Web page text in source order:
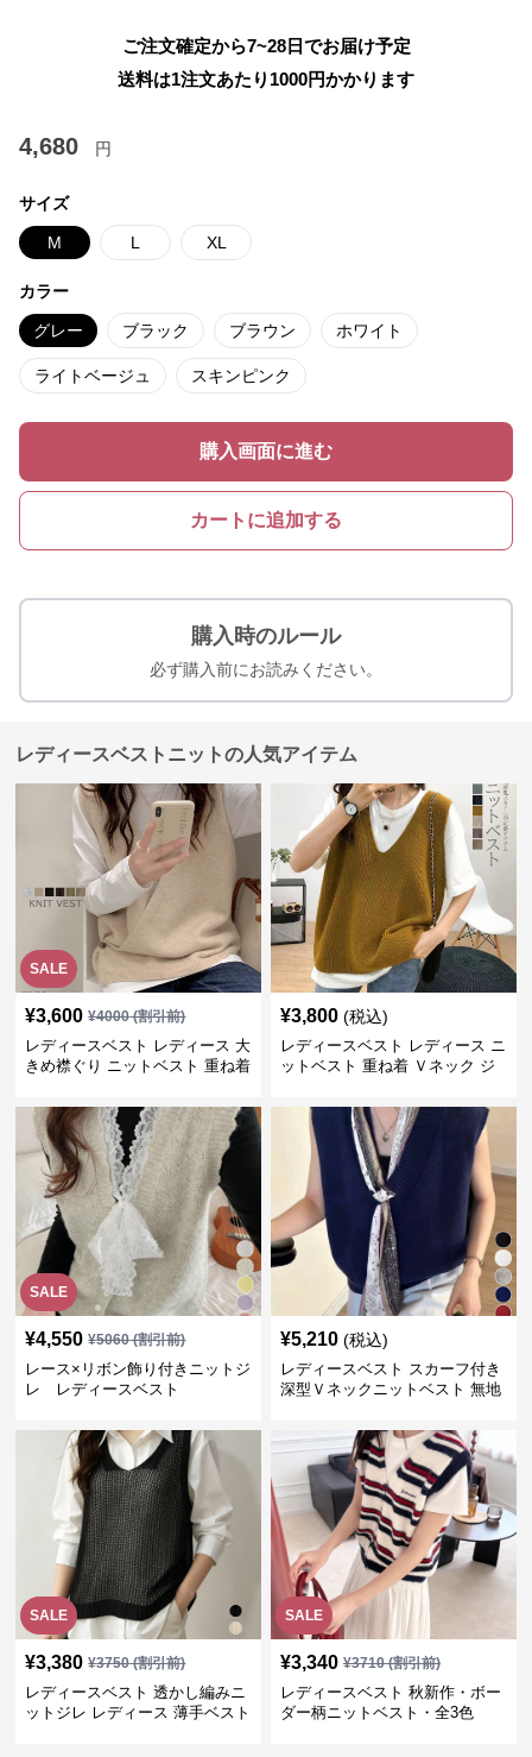
ご注文確定から7~28日でお届け予定
送料は1注文あたり 1000円かかります
4,680 円
サイズ
M L XL
カラー
グレー ブラック ブラウン ホワイト
ライトベージュ スキンピンク
購入画面に進む
カートに追加する
購入時のルール
必ず購入前にお読みください。
レディースベストニットの人気アイテム
SALE
¥3,600 ¥4000(割引前)
レディースベスト レディース 大
きめ襟ぐり ニットベスト 重ね着
¥3,800 (税込)
レディースベスト レディース ニ
ットベスト 重ね着 Ｖネック ジ
SALE
¥4,550 ¥5060(割引前)
レース×リボン飾り付きニットジ
レ レディースベスト
¥5,210 (税込)
レディースベスト スカーフ付き
深型Ｖネックニットベスト 無地
SALE
¥3,380 ¥3750(割引前)
レディースベスト 透かし編みニ
ットジレ レディース 薄手ベスト
SALE
¥3,340 ¥3710(割引前)
レディースベスト 秋新作・ボー
ダー柄ニットベスト・全3色